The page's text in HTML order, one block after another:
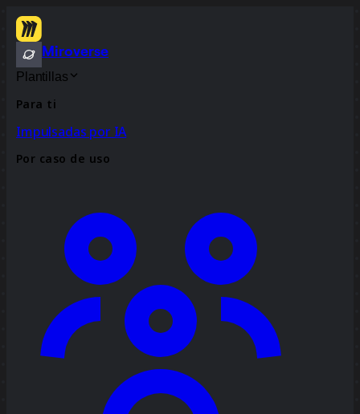
Miroverse
Plantillas
Para ti
Impulsadas por IA
Por caso de uso